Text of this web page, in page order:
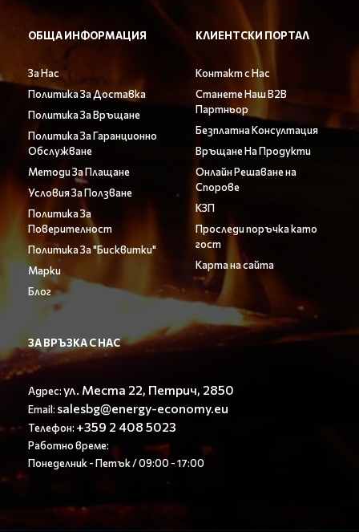
ОБЩА ИНФОРМАЦИЯ
За Нас
Политика За Доставка
Политика За Връщане
Политика За Гаранционно
Обслужване
Методи За Плащане
Условия За Ползване
Политика За
Поверителност
Политика За "Бисквитки"
Марки
Блог
КЛИЕНТСКИ ПОРТАЛ
Контакт с Нас
Станете Наш B2B
Партньор
Безплатна Консултация
Връщане На Продукти
Онлайн Решаване на
Спорове
КЗП
Проследи поръчка като
гост
Карта на сайта
ЗА ВРЪЗКА С НАС
Адрес:ул. Места 22, Петрич, 2850
Email: salesbg@energy-economy.eu
Телефон: +359 2 408 5023
Работно време:
Понеделник - Петък / 09:00 - 17:00